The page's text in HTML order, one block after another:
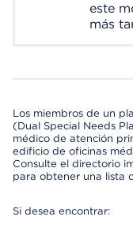
este
más
Los miembros de un
(Dual Special Needs
médico de atención
edificio de oficinas
Consulte el directorio
para obtener una lista
Si desea encontrar: